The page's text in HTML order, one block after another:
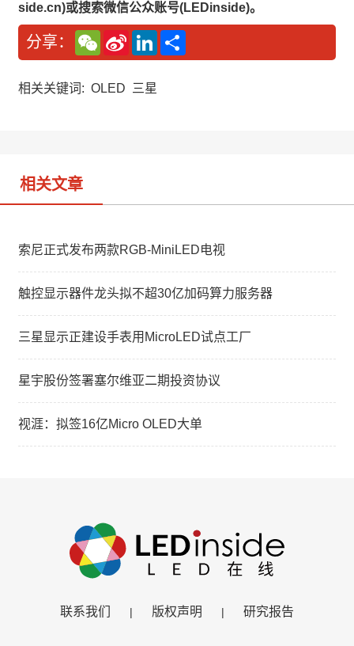
side.cn)或搜索微信公众账号(LEDinside)。
分享：
W
e
C
a
S
n
W
L
n
相关关键词: OLED 三星
相关文章
索尼正式发布两款RGB-MiniLED电视
触控显示器件龙头拟不超30亿加码算力服务器
三星显示正建设手表用MicroLED试点工厂
星宇股份签署塞尔维亚二期投资协议
视涯：拟签16亿Micro OLED大单
联系我们 | 版权声明 | 研究报告